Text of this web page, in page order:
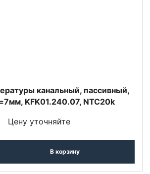
канальный, пассивный,
KFK01.240.07, NTC20k
Цену уточняйте
В корзину